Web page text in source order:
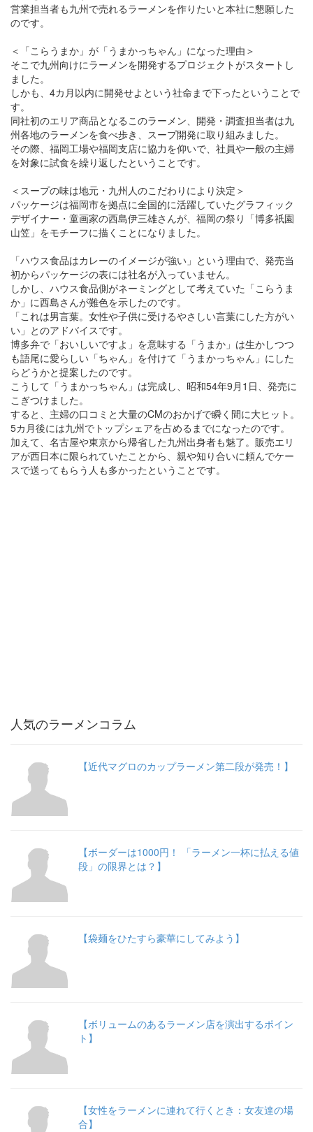
営業担当者も九州で売れるラーメンを作りたいと本社に懇願した
のです。
＜「こらうまか」が「うまかっちゃん」になった理由＞
そこで九州向けにラーメンを開発するプロジェクトがスタートし
ました。
しかも、4カ月以内に開発せよという社命まで下ったということで
す。
同社初のエリア商品となるこのラーメン、開発・調査担当者は九
州各地のラーメンを食べ歩き、スープ開発に取り組みました。
その際、福岡工場や福岡支店に協力を仰いで、社員や一般の主婦
を対象に試食を繰り返したということです。
＜スープの味は地元・九州人のこだわりにより決定＞
パッケージは福岡市を拠点に全国的に活躍していたグラフィック
デザイナー・童画家の西島伊三雄さんが、福岡の祭り「博多祇園
山笠」をモチーフに描くことになりました。
「ハウス食品はカレーのイメージが強い」という理由で、発売当
初からパッケージの表には社名が入っていません。
しかし、ハウス食品側がネーミングとして考えていた「こらうま
か」に西島さんが難色を示したのです。
「これは男言葉。女性や子供に受けるやさしい言葉にした方がい
い」とのアドバイスです。
博多弁で「おいしいですよ」を意味する「うまか」は生かしつつ
も語尾に愛らしい「ちゃん」を付けて「うまかっちゃん」にした
らどうかと提案したのです。
こうして「うまかっちゃん」は完成し、昭和54年9月1日、発売に
こぎつけました。
すると、主婦の口コミと大量のCMのおかげで瞬く間に大ヒット。
5カ月後には九州でトップシェアを占めるまでになったのです。
加えて、名古屋や東京から帰省した九州出身者も魅了。販売エリ
アが西日本に限られていたことから、親や知り合いに頼んでケー
スで送ってもらう人も多かったということです。
人気のラーメンコラム
【近代マグロのカップラーメン第二段が発売！】
【ボーダーは1000円！ 「ラーメン一杯に払える値
段」の限界とは？】
【袋麺をひたすら豪華にしてみよう】
【ボリュームのあるラーメン店を演出するポイン
ト】
【女性をラーメンに連れて行くとき：女友達の場
合】